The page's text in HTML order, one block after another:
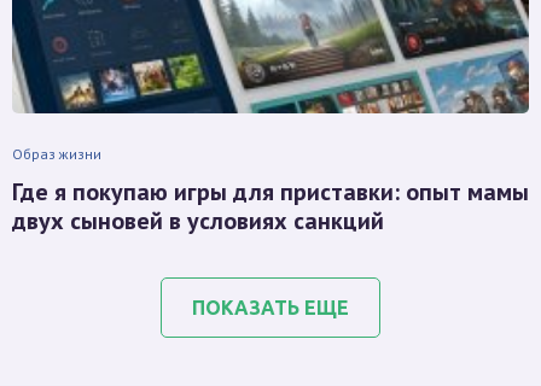
Образ жизни
Где я покупаю игры для приставки: опыт мамы
двух сыновей в условиях санкций
ПОКАЗАТЬ ЕЩЕ